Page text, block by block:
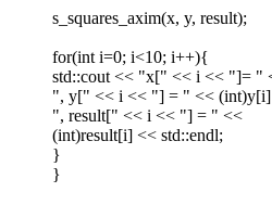
s_squares_axim(x, y, result);
for(int i=0; i<10; i++){
std::cout << "x[" << i << "]= "
", y[" << i << "] = " <<
", result[" << i << "] = " <<
(int)result[i] << std::endl;
}
}